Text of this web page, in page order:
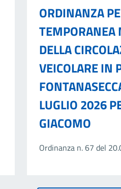
ORDINANZA
TEMPORANEA
DELLA
VEICOLARE IN
LUGLIO 2026
GIACOMO
Ordinanza n. 67 del